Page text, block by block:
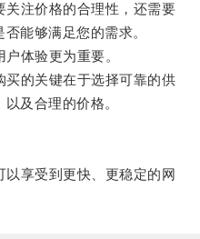
注价格的合理性，还需要
能够满足您的需求。
体验更为重要。
的关键在于选择可靠的供
及合理的价格。
享受到更快、更稳定的网